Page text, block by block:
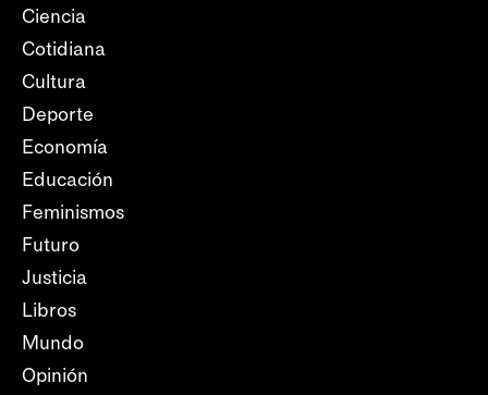
Ciencia
Cotidiana
Cultura
Deporte
Economía
Educación
Feminismos
Futuro
Justicia
Libros
Mundo
Opinión